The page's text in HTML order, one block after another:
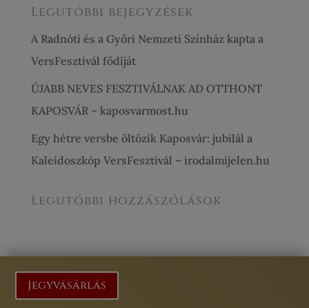
Legutóbbi bejegyzések
A Radnóti és a Győri Nemzeti Színház kapta a
VersFesztivál fődíját
ÚJABB NEVES FESZTIVÁLNAK AD OTTHONT
KAPOSVÁR – kaposvarmost.hu
Egy hétre versbe öltözik Kaposvár: jubilál a
Kaleidoszkóp VersFesztivál – irodalmijelen.hu
Legutóbbi hozzászólások
Jegyvásárlás